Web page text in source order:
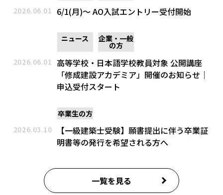
2026.06.01 6/1(月)～ AO入試エントリー受付開始
ニュース 企業・一般
の方
2026.06.01
高等学校・日本語学校教員対象 公開講座
「修成建設アカデミア」開催のお知らせ｜
申込受付スタート
卒業生の方
2026.03.10
【一級建築士受験】願書提出に伴う卒業証
明書等の発行を希望される方へ
一覧を見る